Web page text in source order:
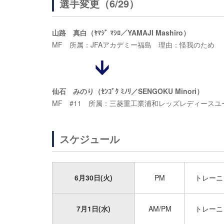
選手変更（6/29）
山路 真白（ﾔﾏｼﾞ ﾏｼﾛ／YAMAJI Mashiro）
MF 所属：JFAアカデミー福島 理由：怪我のため
仙石 みのり（ｾﾝｺﾞｸ ﾐﾉﾘ／SENGOKU Minori）
MF #11 所属：三菱重工業浦和レッズレディースユ
スケジュール
6月30日(火) PM トレー
7月1日(水) AM/PM トレー